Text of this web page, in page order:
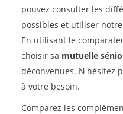
pouvez consulter les
possibles et utiliser notre
En utilisant le
choisir sa mutuelle
déconvenues. N'hésitez
à votre besoin.
Comparez les